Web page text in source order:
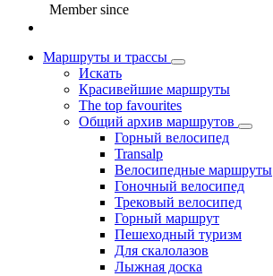
Member since
Маршруты и трассы
Искать
Красивейшие маршруты
The top favourites
Общий архив маршрутов
Горный велосипед
Transalp
Велосипедные маршруты
Гоночный велосипед
Трековый велосипед
Горный маршрут
Пешеходный туризм
Для скалолазов
Лыжная доска